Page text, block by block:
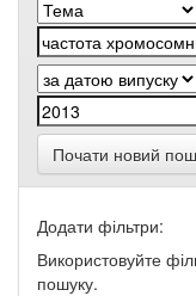
Почати новий
Додати фільтри:
Використовуйте
пошуку.